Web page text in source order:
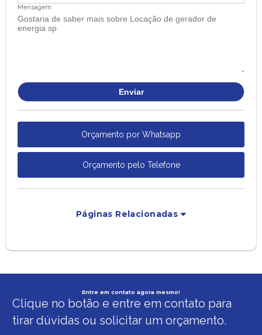
Mensagem
Orçamento por Whatsapp
Orçamento pelo Telefone
Páginas Relacionadas
Entre em contato agora mesmo!
Clique no botão e entre em contato para
tirar dúvidas ou solicitar um orçamento.